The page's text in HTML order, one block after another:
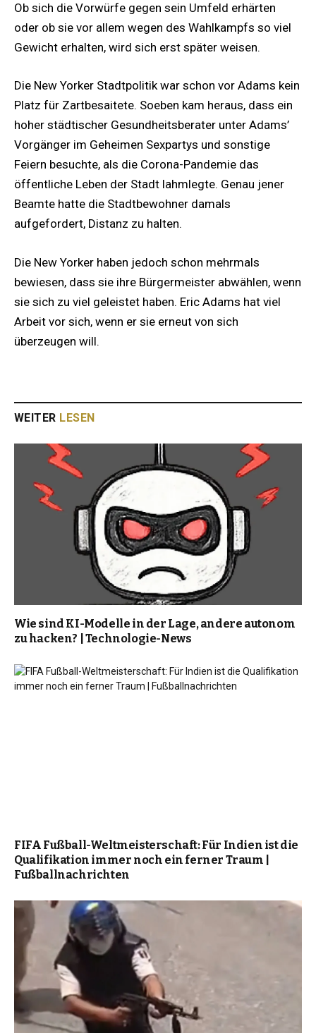
Ob sich die Vorwürfe gegen sein Umfeld erhärten
oder ob sie vor allem wegen des Wahlkampfs so viel
Gewicht erhalten, wird sich erst später weisen.
Die New Yorker Stadtpolitik war schon vor Adams kein
Platz für Zartbesaitete. Soeben kam heraus, dass ein
hoher städtischer Gesundheitsberater unter Adams’
Vorgänger im Geheimen Sexpartys und sonstige
Feiern besuchte, als die Corona-Pandemie das
öffentliche Leben der Stadt lahmlegte. Genau jener
Beamte hatte die Stadtbewohner damals
aufgefordert, Distanz zu halten.
Die New Yorker haben jedoch schon mehrmals
bewiesen, dass sie ihre Bürgermeister abwählen, wenn
sie sich zu viel geleistet haben. Eric Adams hat viel
Arbeit vor sich, wenn er sie erneut von sich
überzeugen will.
WEITER LESEN
Wie sind KI-Modelle in der Lage, andere autonom
zu hacken? | Technologie-News
FIFA Fußball-Weltmeisterschaft: Für Indien ist die
Qualifikation immer noch ein ferner Traum |
Fußballnachrichten